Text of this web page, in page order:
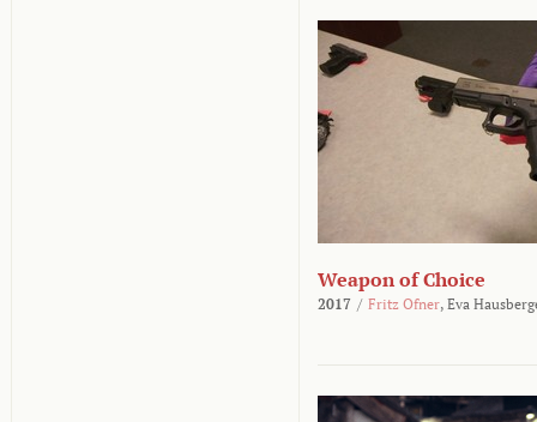
Weapon of Choice
2017 / Fritz Ofner, Eva